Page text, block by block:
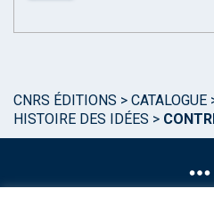
CNRS ÉDITIONS > CATALOGUE
HISTOIRE DES IDÉES >